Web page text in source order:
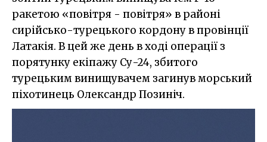
ракетою «повітря - повітря» в районі
сирійсько-турецького кордону в провінції
Латакія. В цей же день в ході операції з
порятунку екіпажу Су-24, збитого
турецьким винищувачем загинув морський
піхотинець Олександр Позиніч.